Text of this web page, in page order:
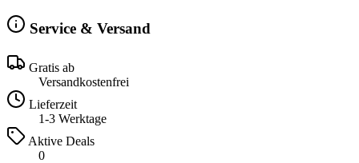
Service & Versand
Gratis ab
Versandkostenfrei
Lieferzeit
1-3 Werktage
Aktive Deals
0